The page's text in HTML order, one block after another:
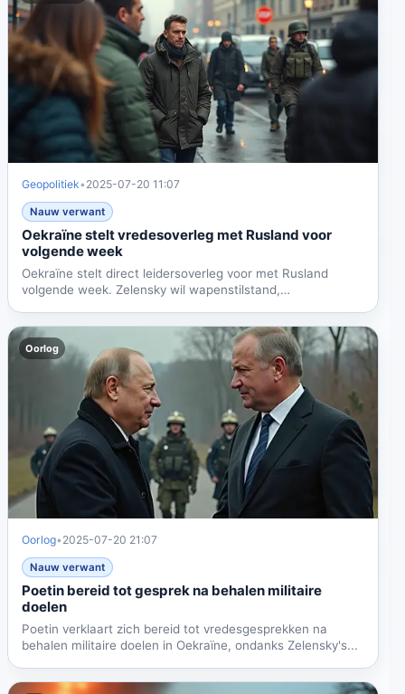
Geopolitiek• 2025-07-20 11:07
Nauw verwant
Oekraïne stelt vredesoverleg met Rusland voor
volgende week
Oekraïne stelt direct leidersoverleg voor met Rusland
volgende week. Zelensky wil wapenstilstand,
Oorlog
Oorlog• 2025-07-20 21:07
Nauw verwant
Poetin bereid tot gesprek na behalen militaire
doelen
Poetin verklaart zich bereid tot vredesgesprekken na
behalen militaire doelen in Oekraïne, ondanks Zelensky's...